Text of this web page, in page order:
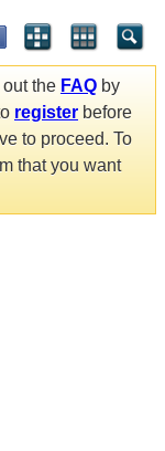
out the FAQ by
register before
to proceed. To
that you want